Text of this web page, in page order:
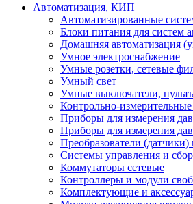
Автоматизация, КИП
Автоматизированные
Блоки питания для систем
Домашняя автоматизация
Умное электроснабжение
Умные розетки, сетевые
Умный свет
Умные выключатели,
Контрольно-
Приборы для измерения
Приборы для измерения
Преобразователи
Системы управления и
Коммутаторы сетевые
Контроллеры и модули
Комплектующие и